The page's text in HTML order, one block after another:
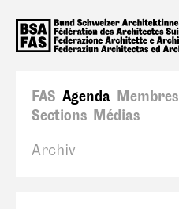
FAS Agenda Membres
Sections Médias
Archiv